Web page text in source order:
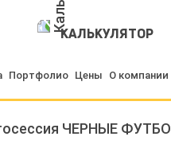
КАЛЬКУЛЯТОР
Портфолио Цены О компании
ЧЕРНЫЕ